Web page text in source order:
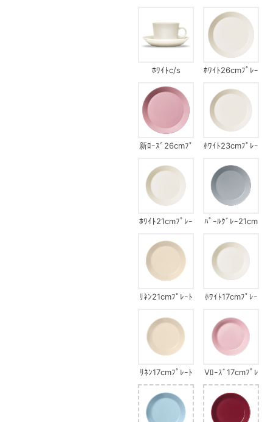
ﾎﾜｲﾄc/s
ﾎﾜｲﾄ26cmﾌﾟﾚｰ
新ﾛｰｽﾞ26cmﾌﾟ
ﾎﾜｲﾄ23cmﾌﾟﾚｰ
ﾎﾜｲﾄ21cmﾌﾟﾚｰ
ﾊﾟｰﾙｸﾞﾚｰ21cm
ﾘﾈﾝ21cmﾌﾟﾚｰﾄ
ﾎﾜｲﾄ17cmﾌﾟﾚｰ
ﾘﾈﾝ17cmﾌﾟﾚｰﾄ
Vﾛｰｽﾞ17cmﾌﾟﾚ
ｰﾄ